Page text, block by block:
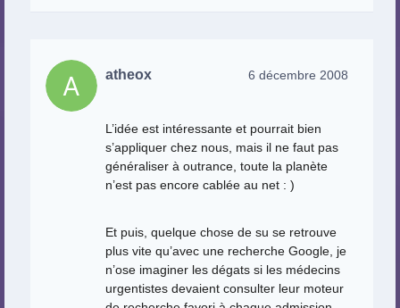
atheox 6 décembre 2008
L’idée est intéressante et pourrait bien
s’appliquer chez nous, mais il ne faut pas
généraliser à outrance, toute la planète
n’est pas encore cablée au net : )
Et puis, quelque chose de su se retrouve
plus vite qu’avec une recherche Google, je
n’ose imaginer les dégats si les médecins
urgentistes devaient consulter leur moteur